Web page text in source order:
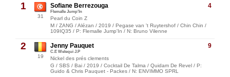
1
31
4
Sofiane Berrezouga
Flemalle Jump'In
Pearl du Coin Z
M / ZANG / Alézan / 2019 / Pegase van 't Ruytershof / Chin Chin /
109IQ35 / P: Flemalle Jump'In / N: Bruno Vilenne
2
19
9
Jenny Pauquet
C.E Welequi J.P
Nickel des prés clements
G / SBS / Bai / 2019 / Cocktail De Talma / Quidam De Revel / P:
Guido & Chris Pauquet - Packes / N: ENVIMMO SPRL